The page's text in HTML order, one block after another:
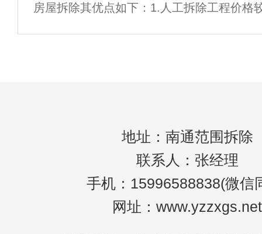
工作：1、提供详尽的书面形式安全技术手
册，
房屋拆除其优点如下：1.人工拆除工程价格
拆除的1/2，爆破拆除的1/3。2.适用于拆除
地址：南通范围拆除
联系人：张经理
手机：15996588838(微信
网址：www.yzzxgs.net